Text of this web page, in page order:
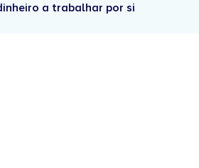
a trabalhar por si